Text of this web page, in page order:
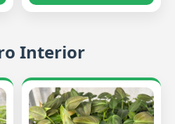
Interior